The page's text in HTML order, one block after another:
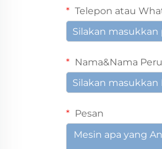
Telepon atau
Nama&Nama
Pesan